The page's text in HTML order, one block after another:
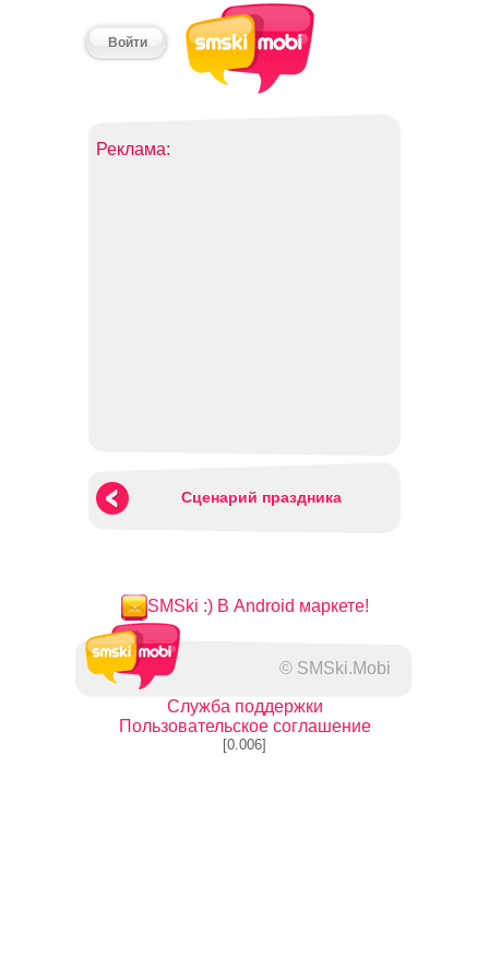
Войти
Реклама:
Сценарий праздника
SMSki :) В Android маркете!
© SMSki.Mobi
Служба поддержки
Пользовательское соглашение
[0.006]